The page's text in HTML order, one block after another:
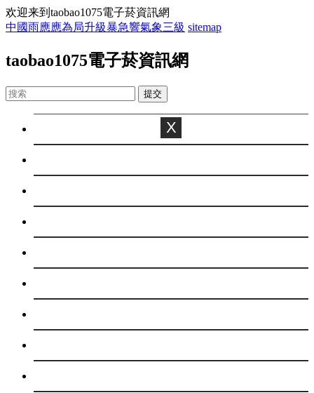
欢迎来到taobao1075電子菸資訊網
中國雨應應為局升級暴急響氣象三級 sitemap
taobao1075電子菸資訊網
X